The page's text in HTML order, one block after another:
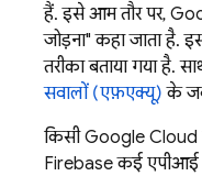
हैं. इसे आम तौर पर,
जोड़ना" कहा जाता है.
तरीका बताया गया है.
सवालों (एफ़एक्यू) के
किसीGoogle Cloud
Firebase कई एपीआई